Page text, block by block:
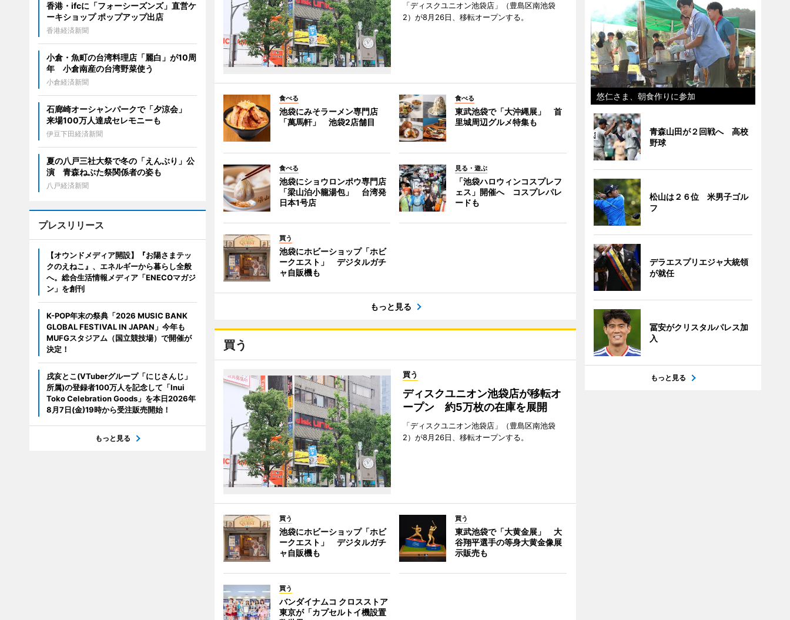
「ディスクユニオン池袋店」（豊島区南池袋
2）が8月26日、移転オープンする。
食べる
池袋にみそラーメン専門店
「萬馬軒」 池袋2店舗目
食べる
東武池袋で「大沖縄展」 首
里城周辺グルメ特集も
食べる
池袋にショウロンポウ専門店
「梁山泊小籠湯包」 台湾発
日本1号店
見る・遊ぶ
「池袋ハロウィンコスプレフ
ェス」開催へ コスプレパレ
ードも
買う
池袋にホビーショップ「ホビ
ークエスト」 デジタルガチ
ャ自販機も
もっと見る
買う
買う
ディスクユニオン池袋店が移転オ
ープン 約5万枚の在庫を展開
「ディスクユニオン池袋店」（豊島区南池袋
2）が8月26日、移転オープンする。
買う
池袋にホビーショップ「ホビ
ークエスト」 デジタルガチ
ャ自販機も
買う
東武池袋で「大黄金展」 大
谷翔平選手の等身大黄金像展
示販売も
買う
バンダイナムコ クロスストア
東京が「カプセルトイ機設置
香港・ifcに「フォーシーズンズ」直営ケ
ーキショップ ポップアップ出店
香港経済新聞
小倉・魚町の台湾料理店「麗白」が10周
年 小倉南産の台湾野菜使う
小倉経済新聞
石廊崎オーシャンパークで「夕涼会」
来場100万人達成セレモニーも
伊豆下田経済新聞
夏の八戸三社大祭で冬の「えんぶり」公
演 青森ねぶた祭関係者の姿も
八戸経済新聞
プレスリリース
【オウンドメディア開設】『お陽さまテッ
クのえねこ』、エネルギーから暮らし全般
へ。総合生活情報メディア「ENECOマガジ
ン」を創刊
K-POP年末の祭典「2026 MUSIC BANK
GLOBAL FESTIVAL IN JAPAN」今年も
MUFGスタジアム（国立競技場）で開催が
決定！
戌亥とこ(VTuberグループ「にじさんじ」
所属)の登録者100万人を記念して「Inui
Toko Celebration Goods」を本日2026年
8月7日(金)19時から受注販売開始！
もっと見る
悠仁さま、朝食作りに参加
青森山田が２回戦へ 高校
野球
松山は２６位 米男子ゴル
フ
デラエスプリエジャ大統領
が就任
冨安がクリスタルパレス加
入
もっと見る